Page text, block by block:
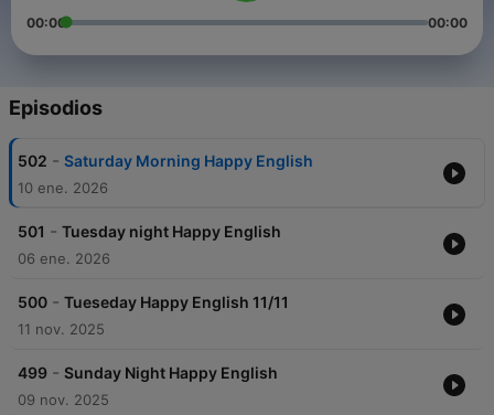
に、英語で文を書く。 Do the above for at least five years. Let’s
00:00 00:00
Episodios
502 - Saturday Morning Happy English
10 ene. 2026
501 - Tuesday night Happy English
06 ene. 2026
500 - Tueseday Happy English 11/11
11 nov. 2025
499 - Sunday Night Happy English
09 nov. 2025